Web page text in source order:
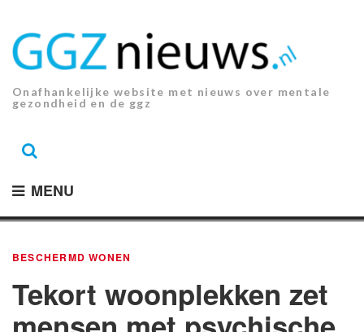
inhoud.
Onafhankelijke website met nieuws over mentale
gezondheid en de ggz
MENU
BESCHERMD WONEN
Tekort woonplekken zet